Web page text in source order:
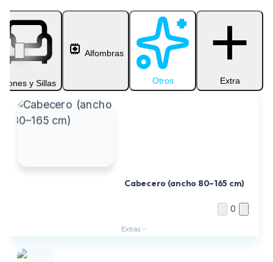
y Sillas
Alfombras
Otros Extra
Cabecero (ancho 80–165 cm)
0
Extras